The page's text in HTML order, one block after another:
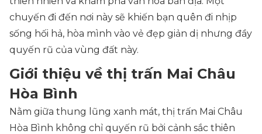
chuyến đi đến nơi này sẽ khiến bạn quên đi nhịp
sống hối hả, hòa mình vào vẻ đẹp giản dị nhưng đầy
quyến rũ của vùng đất này.
Giới thiệu về thị trấn Mai Châu
Hòa Bình
Nằm giữa thung lũng xanh mát, thị trấn Mai Châu
Hòa Bình không chỉ quyến rũ bởi cảnh sắc thiên